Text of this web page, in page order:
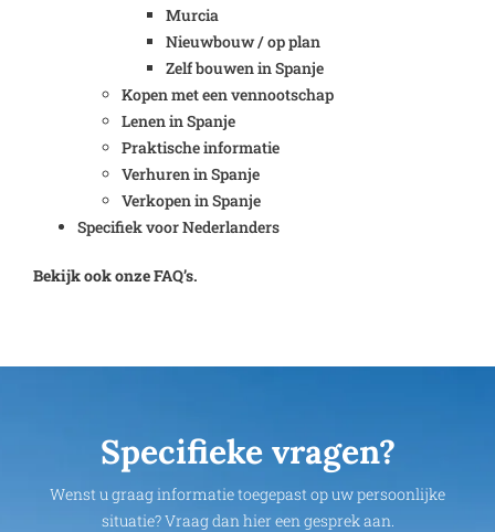
Murcia
Nieuwbouw / op plan
Zelf bouwen in Spanje
Kopen met een vennootschap
Lenen in Spanje
Praktische informatie
Verhuren in Spanje
Verkopen in Spanje
Specifiek voor Nederlanders
Bekijk ook onze FAQ’s.
Specifieke vragen?
Wenst u graag informatie toegepast op uw persoonlijke
situatie? Vraag dan hier een gesprek aan.